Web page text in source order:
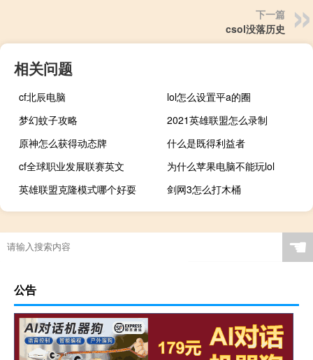
下一篇
csol没落历史
相关问题
cf北辰电脑
lol怎么设置平a的圈
梦幻蚊子攻略
2021英雄联盟怎么录制
原神怎么获得动态牌
什么是既得利益者
cf全球职业发展联赛英文
为什么苹果电脑不能玩lol
英雄联盟克隆模式哪个好耍
剑网3怎么打木桶
☚
公告